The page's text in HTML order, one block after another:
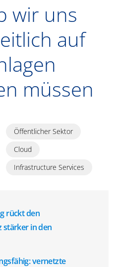
wir uns
auf
müssen
Öffentlicher Sektor
Cloud
Infrastructure Services
rückt den
stärker in den
vernetzte